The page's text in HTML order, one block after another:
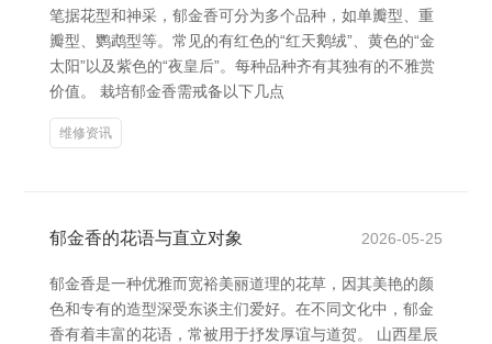
笔据花型和神采，郁金香可分为多个品种，如单瓣型、重
瓣型、鹦鹉型等。常见的有红色的“红天鹅绒”、黄色的“金
太阳”以及紫色的“夜皇后”。每种品种齐有其独有的不雅赏
价值。 栽培郁金香需戒备以下几点
维修资讯
郁金香的花语与直立对象 2026-05-25
郁金香是一种优雅而宽裕美丽道理的花草，因其美艳的颜
色和专有的造型深受东谈主们爱好。在不同文化中，郁金
香有着丰富的花语，常被用于抒发厚谊与道贺。 山西星辰